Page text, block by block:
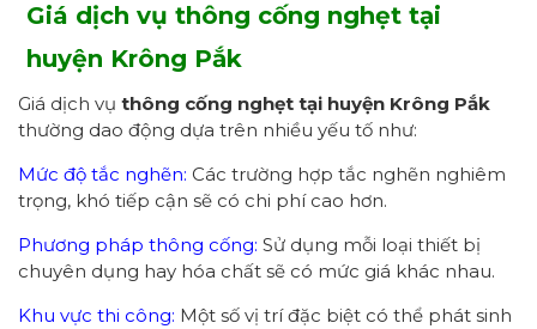
Giá dịch vụ thông cống nghẹt tại
huyện Krông Pắk
Giá dịch vụ thông cống nghẹt tại huyện Krông Pắk
thường dao động dựa trên nhiều yếu tố như:
Mức độ tắc nghẽn: Các trường hợp tắc nghẽn nghiêm
trọng, khó tiếp cận sẽ có chi phí cao hơn.
Phương pháp thông cống: Sử dụng mỗi loại thiết bị
chuyên dụng hay hóa chất sẽ có mức giá khác nhau.
Khu vực thi công: Một số vị trí đặc biệt có thể phát sinh